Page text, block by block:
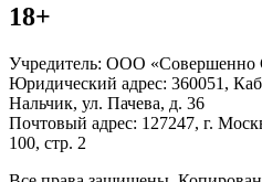
18+
Учредитель: ООО «Совершенно
Юридический адрес: 360051,
Нальчик, ул. Пачева, д. 36
Почтовый адрес: 127247, г.
100, стр. 2